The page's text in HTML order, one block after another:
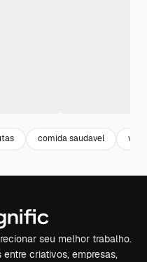
comida saudavel
seu melhor trabalho.
criativos, empresas,